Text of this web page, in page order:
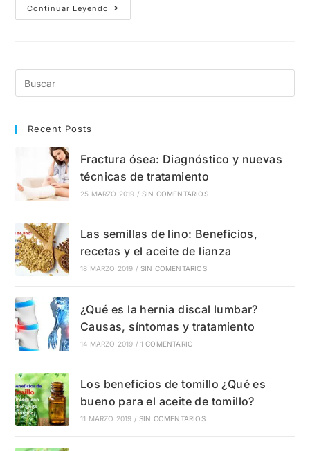
Continuar Leyendo
¿Qué
Es
Recent Posts
Fractura ósea: Diagnóstico y nuevas
técnicas de tratamiento
25 MARZO 2019 / SIN COMENTARIOS
Las semillas de lino: Beneficios,
recetas y el aceite de lianza
18 MARZO 2019 / SIN COMENTARIOS
¿Qué es la hernia discal lumbar?
Causas, síntomas y tratamiento
14 MARZO 2019 / 1 COMENTARIO
Los beneficios de tomillo ¿Qué es
bueno para el aceite de tomillo?
11 MARZO 2019 / SIN COMENTARIOS